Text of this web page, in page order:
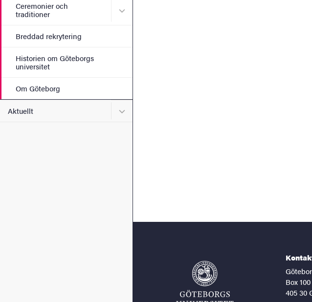
Ceremonier och
traditioner
Undermeny för Ceremonier och traditioner
Breddad rekrytering
Historien om Göteborgs
universitet
Om Göteborg
Aktuellt Undermeny för Aktuellt
Box 100
405 30